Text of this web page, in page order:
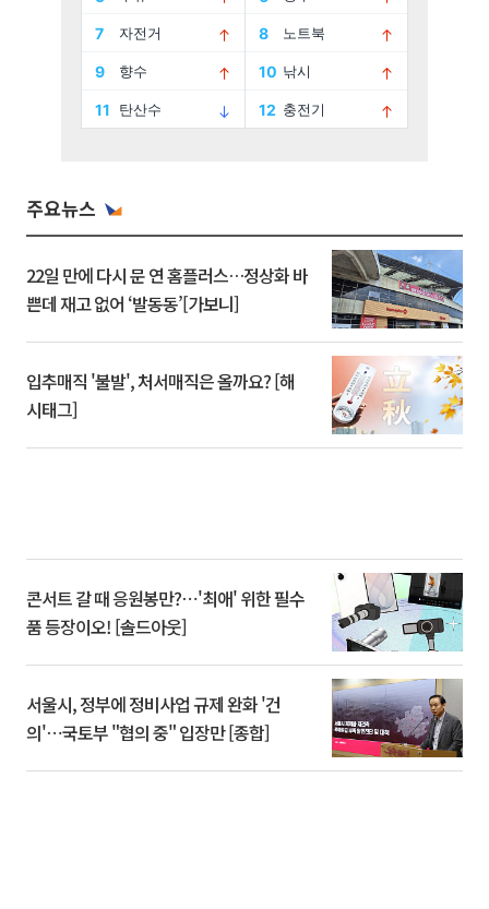
주요뉴스
22일 만에 다시 문 연 홈플러스…정상화 바
쁜데 재고 없어 ‘발동동’[가보니]
입추매직 '불발', 처서매직은 올까요? [해
시태그]
콘서트 갈 때 응원봉만?⋯'최애' 위한 필수
품 등장이오! [솔드아웃]
서울시, 정부에 정비사업 규제 완화 '건
의'⋯국토부 "협의 중" 입장만 [종합]